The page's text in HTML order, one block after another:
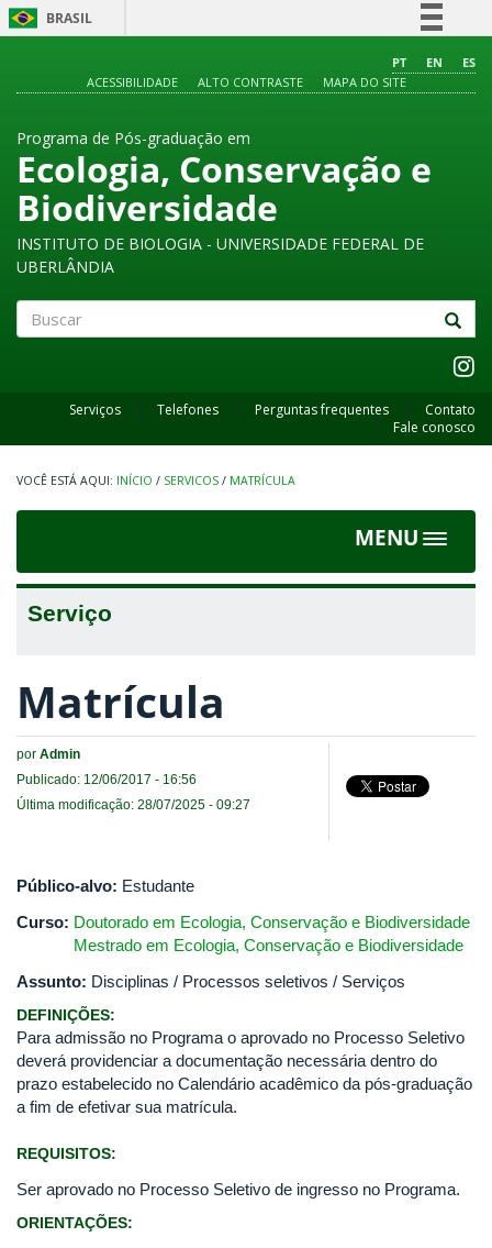
BRASIL
Comunica BR
Acesso à informação
Legislação
PT EN
ES
ACESSIBILIDADE
ALTO CONTRASTE MAPA DO SITE
Programa de Pós-graduação em
Ecologia, Conservação e
Biodiversidade
INSTITUTO DE BIOLOGIA - UNIVERSIDADE FEDERAL DE
UBERLÂNDIA
Serviços Telefones Perguntas frequentes
Contato
Fale conosco
INÍCIO / SERVICOS / MATRÍCULA
MENU
Toggle
Serviço
Matrícula
por Admin
Publicado: 12/06/2017 - 16:56
Última modificação: 28/07/2025 - 09:27
Público-alvo: Estudante
Curso: Doutorado em Ecologia, Conservação e Biodiversidade
Mestrado em Ecologia, Conservação e Biodiversidade
Assunto: Disciplinas / Processos seletivos / Serviços
DEFINIÇÕES:
Para admissão no Programa o aprovado no Processo Seletivo
deverá providenciar a documentação necessária dentro do
prazo estabelecido no Calendário acadêmico da pós-graduação
a fim de efetivar sua matrícula.
REQUISITOS:
Ser aprovado no Processo Seletivo de ingresso no Programa.
ORIENTAÇÕES: